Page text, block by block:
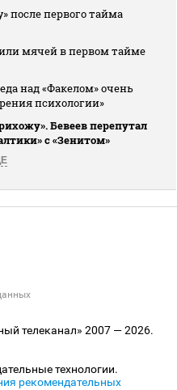
после первого тайма
мячей в первом тайме
над «Факелом» очень
психологии»
Бевеев перепутал
с «Зенитом»
телеканал» 2007 — 2026.
технологии.
рекомендательных